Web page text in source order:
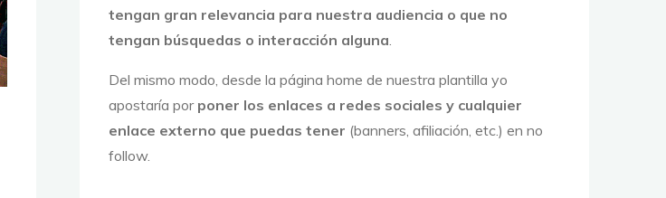
tengan gran relevancia para nuestra audiencia o que no
tengan búsquedas o interacción alguna.
Del mismo modo, desde la página home de nuestra plantilla yo
apostaría por poner los enlaces a redes sociales y cualquier
enlace externo que puedas tener (banners, afiliación, etc.) en no
follow.